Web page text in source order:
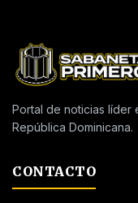
Portal de noticias líder
República Dominicana.
CONTACTO